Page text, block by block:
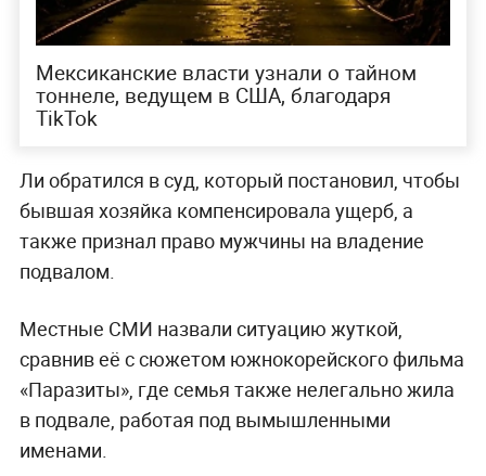
Мексиканские власти узнали о тайном
тоннеле, ведущем в США, благодаря
TikTok
Ли обратился в суд, который постановил, чтобы
бывшая хозяйка компенсировала ущерб, а
также признал право мужчины на владение
подвалом.
Местные СМИ назвали ситуацию жуткой,
сравнив её с сюжетом южнокорейского фильма
«Паразиты», где семья также нелегально жила
в подвале, работая под вымышленными
именами.